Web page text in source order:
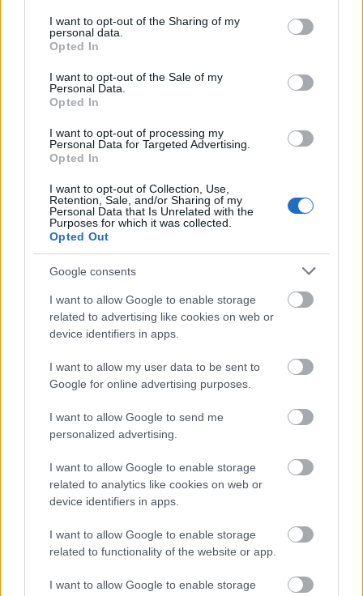
not limited to your visit or usage behaviour. You may click to
grant or deny consent to Google and its third-party tags to
use your data for below specified purposes in below Google
consent section.
I want to opt-out of the Sharing of my
personal data.
Opted In
I want to opt-out of the Sale of my
Personal Data.
Opted In
I want to opt-out of processing my
Personal Data for Targeted Advertising.
Opted In
I want to opt-out of Collection, Use,
Retention, Sale, and/or Sharing of my
Personal Data that Is Unrelated with the
Purposes for which it was collected.
Opted Out
Google consents
I want to allow Google to enable storage
related to advertising like cookies on web or
device identifiers in apps.
I want to allow my user data to be sent to
Google for online advertising purposes.
I want to allow Google to send me
personalized advertising.
I want to allow Google to enable storage
related to analytics like cookies on web or
device identifiers in apps.
I want to allow Google to enable storage
related to functionality of the website or app.
I want to allow Google to enable storage
újjal előrukkolni.
tévéfelvételnek a szünetében amikor nem akartak
kiengedni a színpadról mert felvétel tessék bemenni,
tessék bemenni. Mondtam de itt vár rám egy fotós
csak két perce van és kettőt kattint. Mondták két perc
és kirohantam az előtérbe vagy az udvarba. És a
Sanyi gyorsan elkattintott öt képet és abból lett ez.
És amikor megláttam akkor nagyon-nagyon
megtetszett.
Klausmann Tibor: - Egy fotóst és egy fotót nem lehet
kritizálni. Abszolút esztétikai dolog ez. Valakinek
vagy tetszik vagy nem tetszik. Ez az ő lenyomat. Ő
ilyen. Ő ezt csinálja, ezt tudja. Pont. Erről aztán
vitatkozni ezt kritizálni nem lehet. Nekem tetszenek
egyébként a képei. Nem mindegyik de a többség jó.
Bali Sándor: - Ha bemész egy színházba és valamit
tízszer megnézel ugyanazt akkor egy kissé már
ugyanazt és most valami újjal kell már előjönni.
Bali Sándor: - Valami divatot és aktot szeretnék
csinálni. A mesterem Szibán Martin ő divatfotós,
tehát ő a divatot nagyon jól csinálja. Most már
majdnem 50 éve. Úgy hogy szeretném megpróbálni
mert nagyon sok szépség van benne, valószínűleg
több mint portréban. Az aktban meg ugyanez.